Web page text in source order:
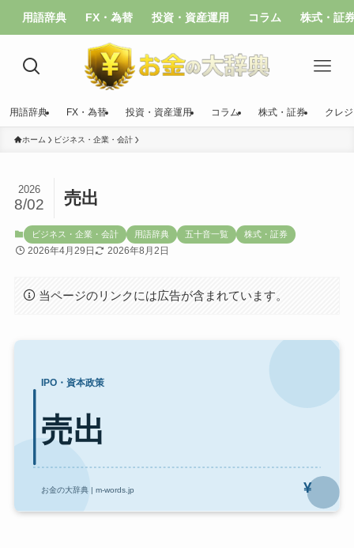
用語辞典 FX・為替 投資・資産運用 コラム 株式・証
用語辞典 FX・為替 投資・資産運用 コラム 株式・証券 クレ
ホーム ビジネス・企業・会計
売出
2026
8/02
ビジネス・企業・会計 用語辞典 五十音一覧 株式・証券
2026年4月29日 2026年8月2日
当ページのリンクには広告が含まれています。